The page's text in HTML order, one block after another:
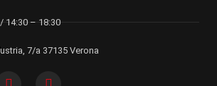
14:30 – 18:30
7/a 37135 Verona